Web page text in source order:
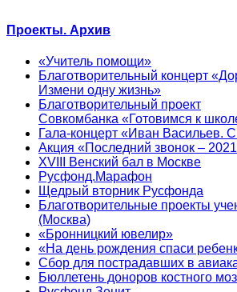
Проекты. Архив
«Учитель помощи»
Благотворительный концерт
Измени одну жизнь»
Благотворительный проект
Совкомбанка «Готовимся к
Гала-концерт «Иван Васильев.
Акция «Последний звонок –
XVIII Венский бал в Москве
Русфонд.Марафон
Щедрый вторник Русфонда
Благотворительные проекты
(Москва)
«Бронницкий ювелир»
«На день рождения спаси
Сбор для пострадавших в
Бюллетень доноров костного